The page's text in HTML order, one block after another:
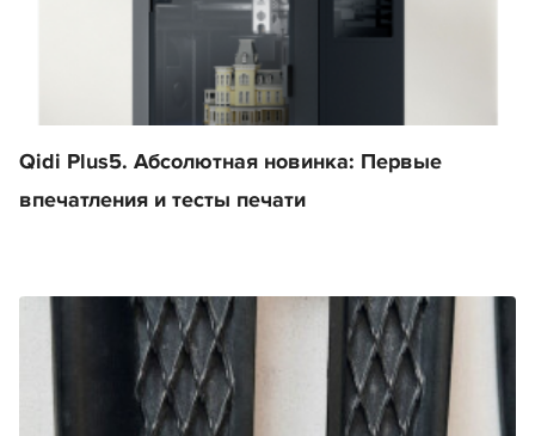
Qidi Plus5. Абсолютная новинка: Первые
впечатления и тесты печати